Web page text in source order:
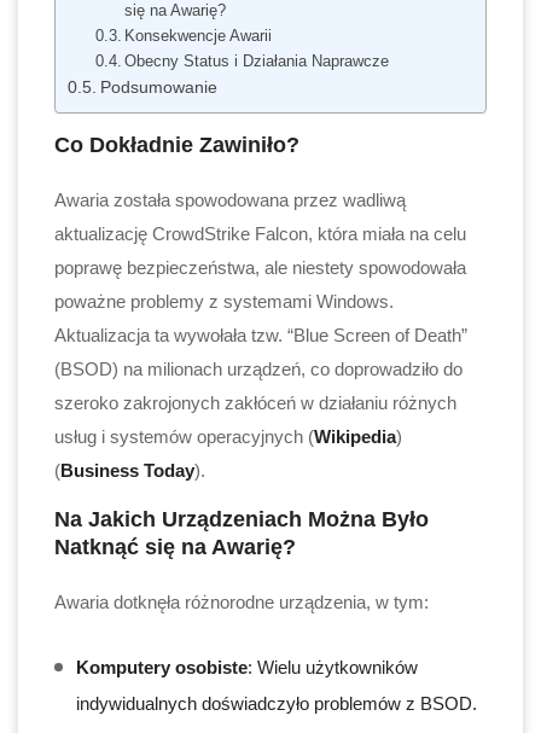
się na Awarię?
Konsekwencje Awarii
Obecny Status i Działania Naprawcze
Podsumowanie
Co Dokładnie Zawiniło?
Awaria została spowodowana przez wadliwą
aktualizację CrowdStrike Falcon, która miała na celu
poprawę bezpieczeństwa, ale niestety spowodowała
poważne problemy z systemami Windows.
Aktualizacja ta wywołała tzw. “Blue Screen of Death”
(BSOD) na milionach urządzeń, co doprowadziło do
szeroko zakrojonych zakłóceń w działaniu różnych
usług i systemów operacyjnych​ (Wikipedia)​​
(Business Today)​.
Na Jakich Urządzeniach Można Było
Natknąć się na Awarię?
Awaria dotknęła różnorodne urządzenia, w tym:
Komputery osobiste: Wielu użytkowników
indywidualnych doświadczyło problemów z BSOD.